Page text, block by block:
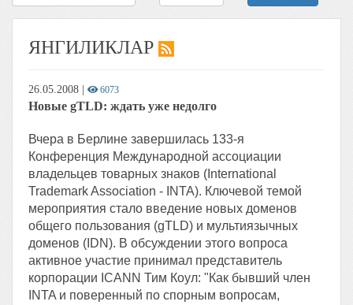
ЯНГИЛИКЛАР
26.05.2008 6073
Новые gTLD: ждать уже недолго
Вчера в Берлине завершилась 133-я
Конференция Международной ассоциации
владельцев товарных знаков (International
Trademark Association - INTA). Ключевой темой
мероприятия стало введение новых доменов
общего пользования (gTLD) и мультиязычных
доменов (IDN). В обсуждении этого вопроса
активное участие принимал представитель
корпорации ICANN Тим Коул: "Как бывший член
INTA и поверенный по спорным вопросам,